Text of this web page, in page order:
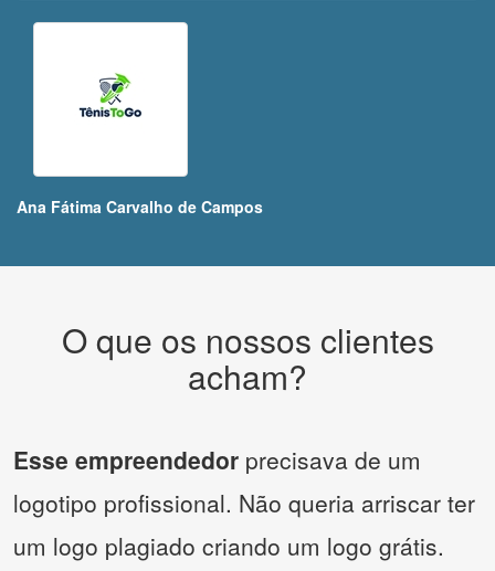
Ana Fátima Carvalho de Campos
O que os nossos clientes
acham?
Esse empreendedor precisava de um
logotipo profissional. Não queria arriscar ter
um logo plagiado criando um logo grátis.